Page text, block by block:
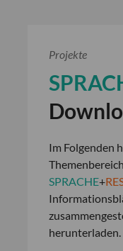
Projekte
Im Folgenden
SPRACHE+
herunterladen.